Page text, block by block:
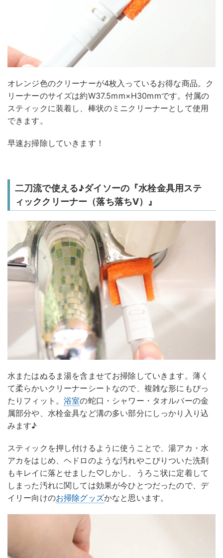
オレンジ色のクリーナーが4枚入っているお得な商品。ク
リーナーのサイズは約W37.5mm×H30mmです。付属の
スティックに装着し、棒状のミニクリーナーとして使用
できます。
早速お掃除していきます！
二刀流で使える♪ダイソーの『水栓金具用ステ
ィッククリーナー（落ち落ちV）』
水またはぬるま湯を含ませてお掃除していきます。薄く
て柔らかいクリーナーシートなので、複雑な形にもぴっ
たりフィット。浴室の蛇口・シャワー・タオルバーの金
属部分や、水栓金具など溝の多い部分にしっかり入り込
みます♪
スティックを押し付けるように使うことで、湯アカ・水
アカをはじめ、ヘドロのような汚れやこびりついた洗剤
もキレイに落とせました♡しかし、うろこ状に定着して
しまった汚れに関しては効果が今ひとつだったので、デ
イリー向けのお掃除グッズかなと思います。